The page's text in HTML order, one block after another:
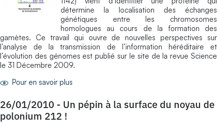
détermine la localisation des échanges
génétiques entre les chromosomes
homologues au cours de la formation des
gamètes. Ce travail qui ouvre de nouvelles perspectives sur
l’analyse de la transmission de l’information héréditaire et
l’évolution des génomes est publié sur le site de la revue Science
le 31 Décembre 2009.
Pour en savoir plus
26/01/2010 - Un pépin à la surface du noyau de
polonium 212 !